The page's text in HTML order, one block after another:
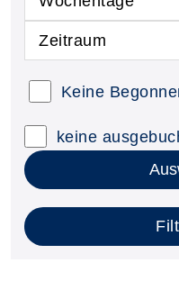
Zeitraum
Keine
keine